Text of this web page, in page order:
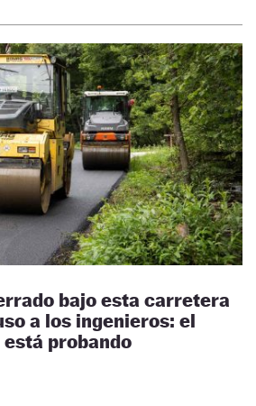
bajo esta carretera
a los ingenieros: el
probando